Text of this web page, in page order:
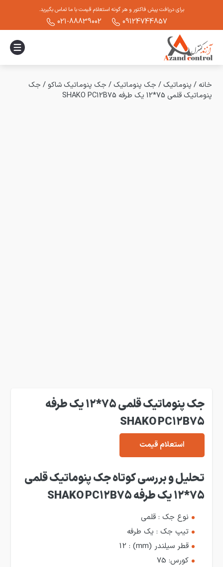
برای دریافت پیش فاکتور و هر گونه استعلام قیمت با ما تماس بگیرید.
09124744857
021-88839002
خانه / پنوماتیک / جک پنوماتیک / جک پنوماتیک شاکو / جک
پنوماتیک قلمی 75*12 یک طرفه SHAKO PC12B75
جک پنوماتیک قلمی 75*12 یک طرفه
SHAKO PC12B75
استعلام قیمت
تحلیل و بررسی کوتاه جک پنوماتیک قلمی
75*12 یک طرفه SHAKO PC12B75
نوع جک : قلمی
تیپ جک : یک طرفه
قطر سیلندر (mm) : 12
کورس: 75